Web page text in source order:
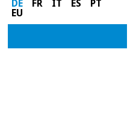
DE FR IT ES
PT
EU